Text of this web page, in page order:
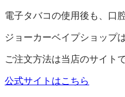
電子タバコの使用後も、口
ジョーカーベイプショップ
ご注文方法は当店のサイト
公式サイトはこちら